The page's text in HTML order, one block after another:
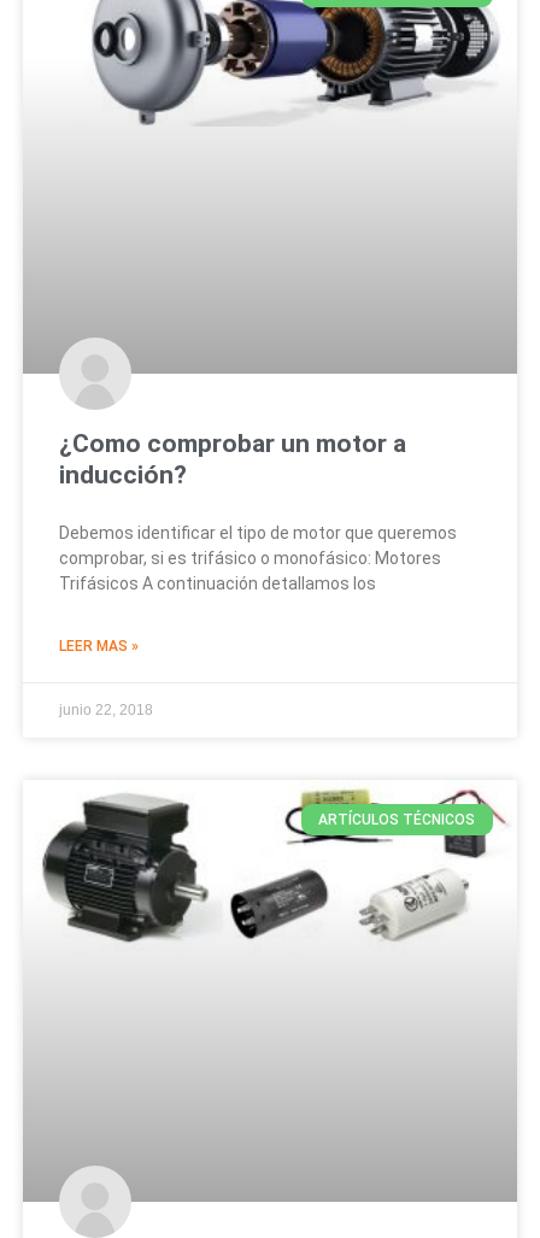
¿Como comprobar un motor a
inducción?
Debemos identificar el tipo de motor que queremos
comprobar, si es trifásico o monofásico: Motores
Trifásicos A continuación detallamos los
LEER MAS »
junio 22, 2018
ARTÍCULOS TÉCNICOS